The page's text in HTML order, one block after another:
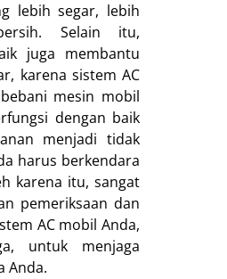
lebih segar, lebih
Selain itu,
juga membantu
karena sistem AC
mesin mobil
dengan baik
menjadi tidak
harus berkendara
karena itu, sangat
pemeriksaan dan
AC mobil Anda,
untuk menjaga
Anda.